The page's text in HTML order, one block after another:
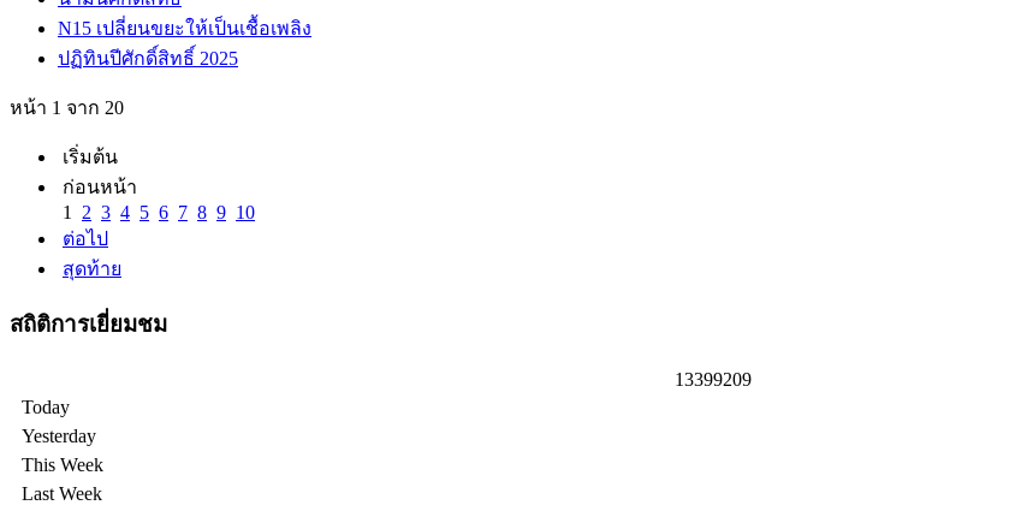
N15 เปลี่ยนขยะให้เป็นเชื้อเพลิง
ปฏิทินปีศักดิ์สิทธิ์ 2025
หน้า 1 จาก 20
เริ่มต้น
ก่อนหน้า
1
2 3 4 5 6 7 8 9 10
ต่อไป
สุดท้าย
สถิติการเยี่ยมชม
13399209
Today
Yesterday
This Week
Last Week